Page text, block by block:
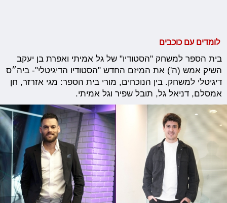
לומדים עם כוכבים
בית הספר למשחק "הסטודיו" של גל אמיתי ואפרת בן יעקב
השיק אמש (ה') את המיזם החדש "הסטודיו הדיגיטלי"- ביה״ס
דיגיטלי למשחק. בין הנוכחים, מורי בית הספר: מגי אזרזר, חן
אמסלם, דניאל גל, תובל שפיר וגל אמיתי.